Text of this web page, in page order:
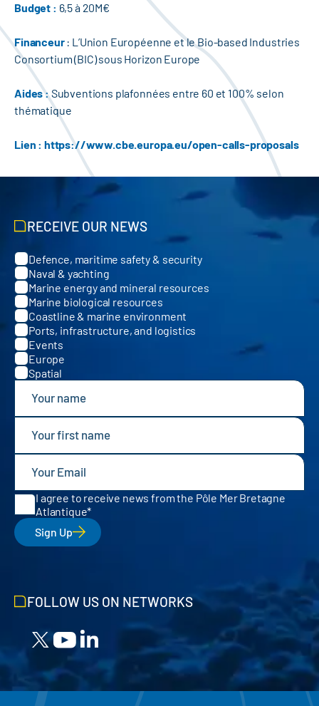
Budget : 6,5 à 20M€
Financeur : L’Union Européenne et le Bio-based Industries
Consortium (BIC) sous Horizon Europe
Aides :Subventions plafonnées entre 60 et 100% selon
thématique
Lien : https://www.cbe.europa.eu/open-calls-proposals
RECEIVE OUR NEWS
Categories
Defence, maritime safety & security
Naval & yachting
Marine energy and mineral resources
Marine biological resources
Coastline & marine environment
Ports, infrastructure, and logistics
Events
Europe
Spatial
I agree to receive news from the Pôle Mer Bretagne
Atlantique
Sign Up
FOLLOW US ON NETWORKS